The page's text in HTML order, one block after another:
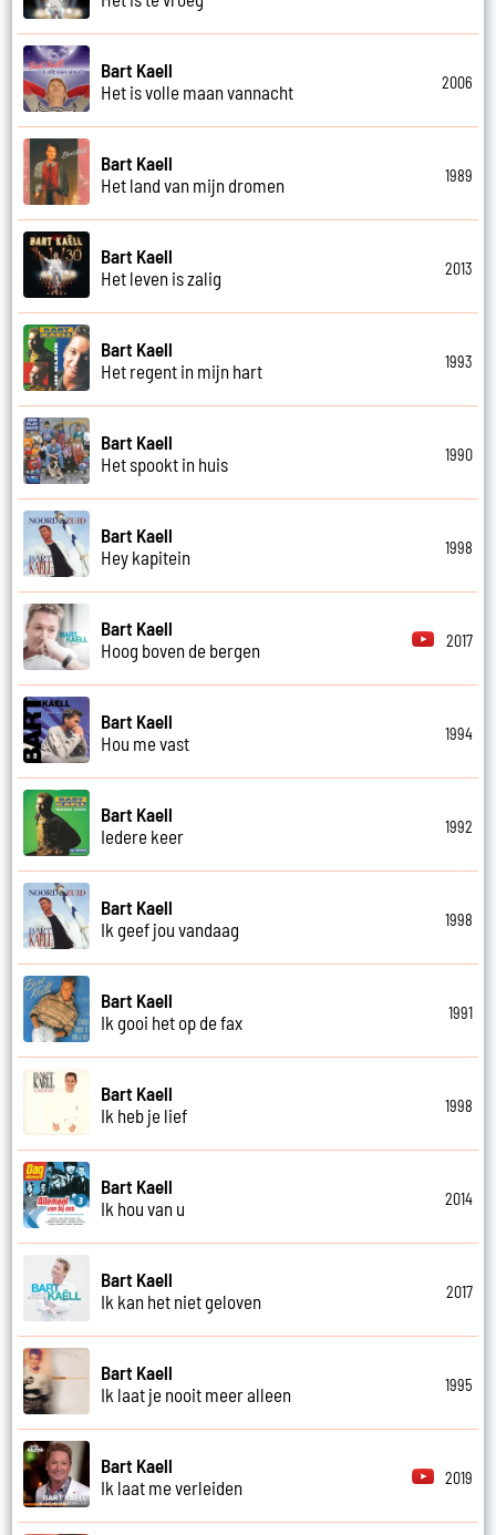
Bart Kaell
Het is volle maan vannacht
2006
Bart Kaell
Het land van mijn dromen
1989
Bart Kaell
Het leven is zalig
2013
Bart Kaell
Het regent in mijn hart
1993
Bart Kaell
Het spookt in huis
1990
Bart Kaell
Hey kapitein
1998
Bart Kaell
Hoog boven de bergen
2017
Bart Kaell
Hou me vast
1994
Bart Kaell
Iedere keer
1992
Bart Kaell
Ik geef jou vandaag
1998
Bart Kaell
Ik gooi het op de fax
1991
Bart Kaell
Ik heb je lief
1998
Bart Kaell
Ik hou van u
2014
Bart Kaell
Ik kan het niet geloven
2017
Bart Kaell
Ik laat je nooit meer alleen
1995
Bart Kaell
Ik laat me verleiden
2019